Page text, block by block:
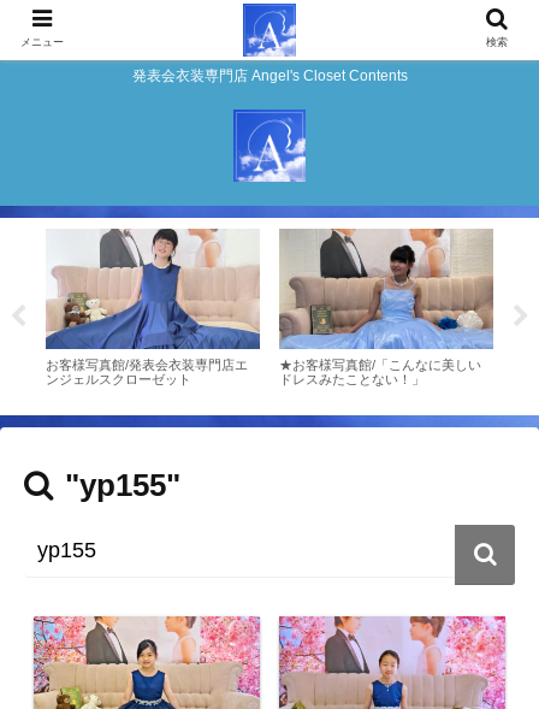
発表会衣装専門店 Angel's Closet Contents
お客様写真館/発表会衣装専門店エ
ンジェルスクローゼット
★お客様写真館/「こんなに美しい
ドレスみたことない！」
"yp155"
メニュー 検索